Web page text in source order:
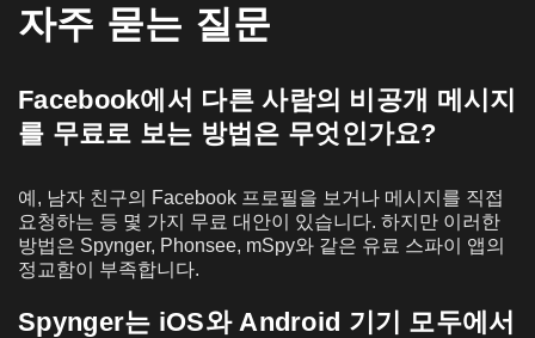
자주 묻는 질문
Facebook에서 다른 사람의 비공개 메시지
를 무료로 보는 방법은 무엇인가요?
예, 남자 친구의 Facebook 프로필을 보거나 메시지를 직접
요청하는 등 몇 가지 무료 대안이 있습니다. 하지만 이러한
방법은 Spynger, Phonsee, mSpy와 같은 유료 스파이 앱의
정교함이 부족합니다.
Spynger는 iOS와 Android 기기 모두에서